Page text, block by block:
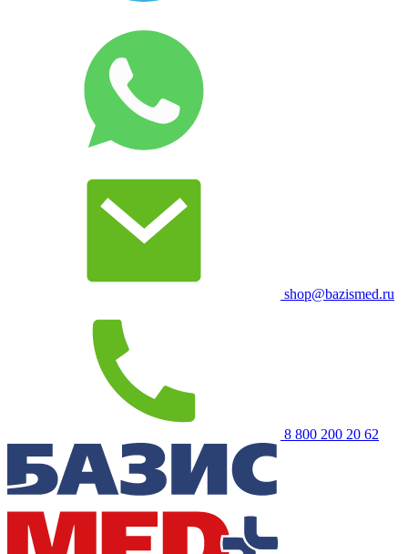
shop@bazismed.ru
8 800 200 20 62